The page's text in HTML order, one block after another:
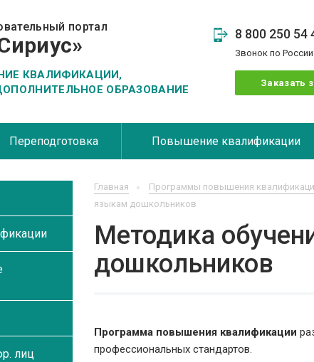
портал
КВАЛИФИКАЦИИ,
ОБРАЗОВАНИЕ
8 800 250 54
Звонок по
Заказать
Переподготовка Повышение квалификации
Главная Программы повышения
языкам дошкольников
Методика
дошкольников
Программа повышения квалификации
профессиональных стандартов.
лиц